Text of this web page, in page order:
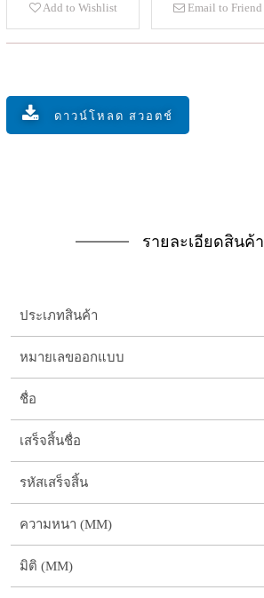
Add to Wishlist Email to Friend
ดาวน์โหลด สวอตช์
รายละเอียดสินค้า
ประเภทสินค้า
หมายเลขออกแบบ
ชื่อ
เสร็จสิ้นชื่อ
รหัสเสร็จสิ้น
ความหนา (MM)
มิติ (MM)